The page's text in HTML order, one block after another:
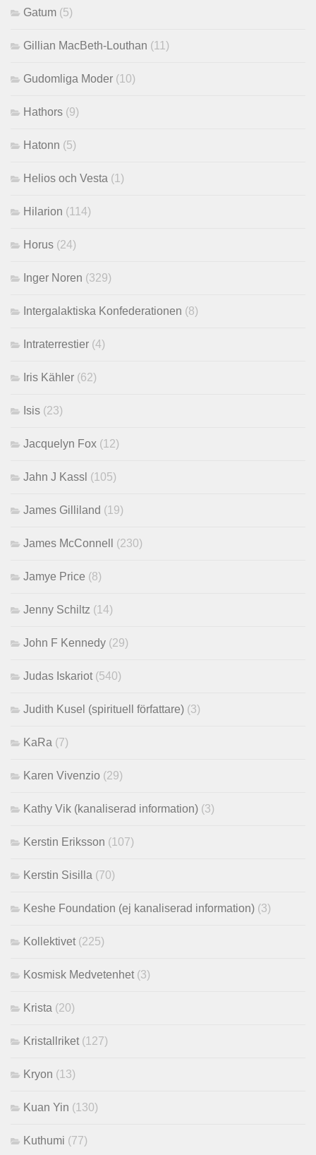
Gatum (5)
Gillian MacBeth-Louthan (11)
Gudomliga Moder (10)
Hathors (9)
Hatonn (5)
Helios och Vesta (1)
Hilarion (114)
Horus (24)
Inger Noren (329)
Intergalaktiska Konfederationen (8)
Intraterrestier (4)
Iris Kähler (62)
Isis (23)
Jacquelyn Fox (12)
Jahn J Kassl (105)
James Gilliland (19)
James McConnell (230)
Jamye Price (8)
Jenny Schiltz (14)
John F Kennedy (29)
Judas Iskariot (540)
Judith Kusel (spirituell författare) (3)
KaRa (7)
Karen Vivenzio (29)
Kathy Vik (kanaliserad information) (3)
Kerstin Eriksson (107)
Kerstin Sisilla (70)
Keshe Foundation (ej kanaliserad information) (3)
Kollektivet (225)
Kosmisk Medvetenhet (3)
Krista (20)
Kristallriket (127)
Kryon (13)
Kuan Yin (130)
Kuthumi (77)